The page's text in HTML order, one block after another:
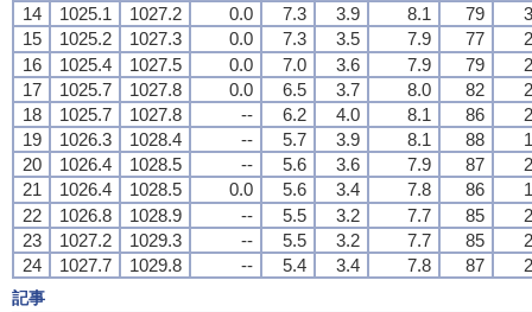
14
1025.1 1027.2 0.0 7.3 3.9 8.1 79
15
1025.2 1027.3 0.0 7.3 3.5 7.9 77
16
1025.4 1027.5 0.0 7.0 3.6 7.9 79
17
1025.7 1027.8 0.0 6.5 3.7 8.0 82
18
1025.7 1027.8 -- 6.2 4.0 8.1 86
19
1026.3 1028.4 -- 5.7 3.9 8.1 88
20
1026.4 1028.5 -- 5.6 3.6 7.9 87
21
1026.4 1028.5 0.0 5.6 3.4 7.8 86
22
1026.8 1028.9 -- 5.5 3.2 7.7 85
23
1027.2 1029.3 -- 5.5 3.2 7.7 85
24
1027.7 1029.8 -- 5.4 3.4 7.8 87
記事